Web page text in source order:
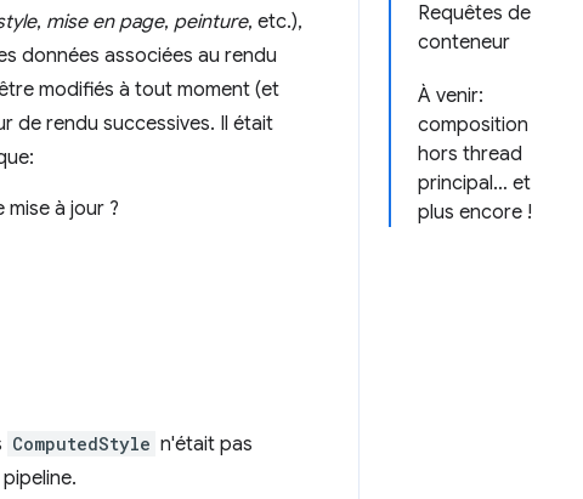
Requêtes de
conteneur
À venir:
composition
hors thread
principal… et
plus encore !
, mise en page, peinture, etc.),
données associées au rendu
modifiés à tout moment (et
de rendu successives. Il était
à jour ?
ComputedStyle n'était pas